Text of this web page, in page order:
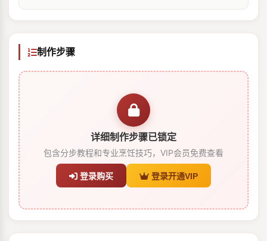
制作步骤
详细制作步骤已锁定
包含分步教程和专业烹饪技巧，VIP会员免费查看
登录购买 登录开通VIP